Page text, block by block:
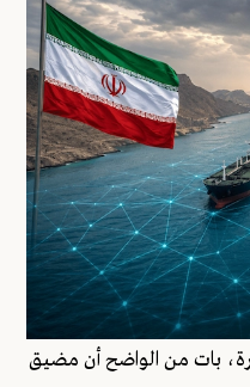
بات من الواضح أن مضيق